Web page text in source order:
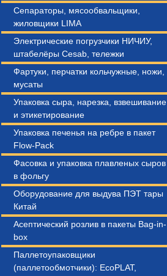
Сепараторы, мясообвальщики,
жиловщики LIMA
Электрические погрузчики НИЧИУ,
штабелёры Cesab, тележки
Фартуки, перчатки кольчужные, ножи,
мусаты
Упаковка сыра, нарезка, взвешивание
и этикетирование
Упаковка печенья на ребре в пакет
Flow-Pack
Фасовка и упаковка плавленых сыров
в фольгу
Оборудование для выдува ПЭТ тары
Китай
Асептический розлив в пакеты Bag-in-
box
Паллетоупаковщики
(паллетообмотчики): EcoPLAT,